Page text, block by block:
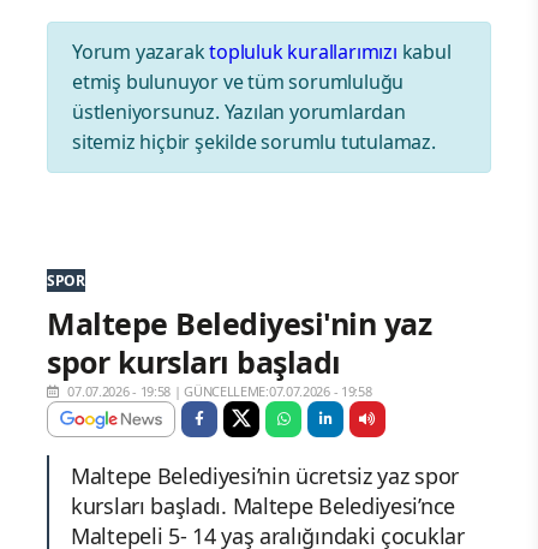
Yorum yazaraktopluluk kurallarımızı kabul
etmiş bulunuyor ve tüm sorumluluğu
üstleniyorsunuz. Yazılan yorumlardan
sitemiz hiçbir şekilde sorumlu tutulamaz.
SPOR
Maltepe Belediyesi'nin yaz
spor kursları başladı
07.07.2026 - 19:58 |GÜNCELLEME:07.07.2026 - 19:58
Maltepe Belediyesi’nin ücretsiz yaz spor
kursları başladı. Maltepe Belediyesi’nce
Maltepeli 5- 14 yaş aralığındaki çocuklar